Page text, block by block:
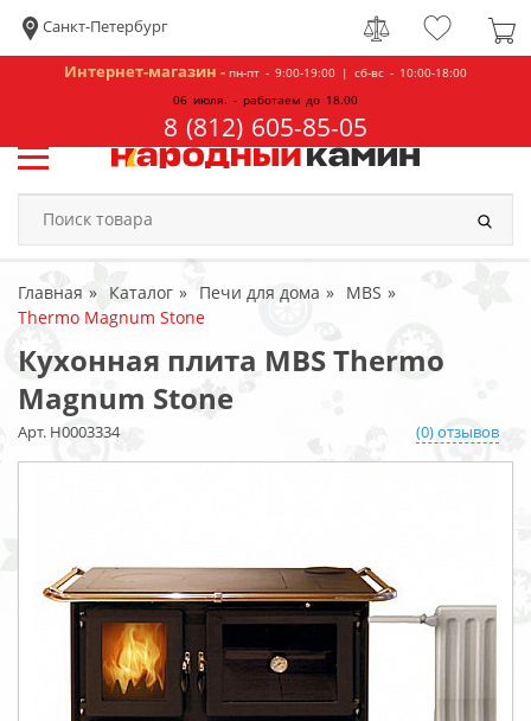
Санкт-Петербург
Интернет-магазин - пн-пт - 9:00-19:00 | сб-вс - 10:00-18:00
06 июля. - работаем до 18.00
8 (812) 605-85-05
Главная Каталог Печи для дома
MBS
Thermo Magnum Stone
Кухонная плита MBS Thermo
Magnum Stone
Арт. Н0003334 (0) отзывов